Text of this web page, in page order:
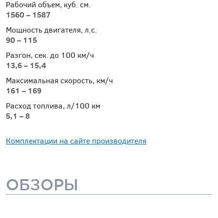
Рабочий объем, куб. см.
1560 – 1587
Мощность двигателя, л.с.
90 – 115
Разгон, сек. до 100 км/ч
13,6 – 15,4
Максимальная скорость, км/ч
161 – 169
Расход топлива, л/100 км
5,1 – 8
Комплектации на сайте производителя
ОБЗОРЫ